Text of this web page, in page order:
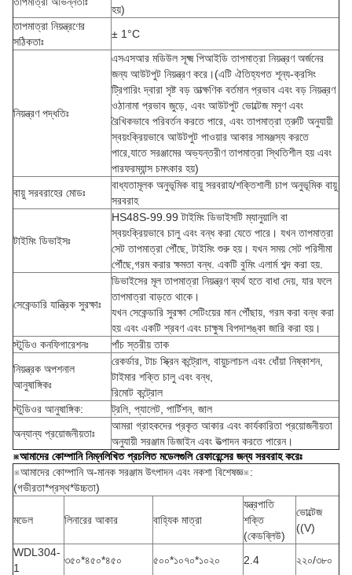
হয়)
তাপমাত্রা নিয়ন্ত্রণের
সঠিকতাঃ
± 1°C
নিয়ন্ত্রণ পদ্ধতিঃ
এসএসআর মডিউল সূক্ষ্ম পিআইডি তাপমাত্রা নিয়ন্ত্রণ অর্জনের
জন্য আউটপুট নিয়ন্ত্রণ করে।(এটি ঐতিহ্যগত শূন্য-ক্রসিং
ট্রিগারিং দ্বারা সৃষ্ট বড় তাত্ক্ষণিক বর্তমান প্রভাব এবং বড় নিয়ন্ত্রণ
ওঠানামা প্রভাব জুড়ে, এবং আউটপুট ভোল্টেজ মসৃণ এবং
রৈখিকভাবে পরিবর্তন করতে পারে, এবং তাপমাত্রা ত্রুটি অনুযায়ী
স্বয়ংক্রিয়ভাবে আউটপুট পাওয়ার আকার সামঞ্জস্য করতে
পারে,যাতে সরঞ্জামের অভ্যন্তরীণ তাপমাত্রা স্থিতিশীল হয় এবং
পারফরম্যান্স চমৎকার হয়)
বায়ু সরবরাহের মোডঃ
বাধ্যতামূলক অনুভূমিক বায়ু সরবরাহ/শক্তিশালী চাপ অনুভূমিক বায়ু
সরবরাহ
টাইমিং ডিভাইসঃ
HS48S-99.99 টাইমিং ডিভাইসটি ম্যানুয়ালি বা
স্বয়ংক্রিয়ভাবে চালু এবং বন্ধ করা যেতে পারে। যখন তাপমাত্রা
সেট তাপমাত্রা পৌঁছে, টাইমিং শুরু হয়। যখন সময় সেট পরিসীমা
পৌঁছে,গরম করার ক্ষমতা বন্ধ. একটি বুমিং এলার্ম শব্দ করা হয়.
সেকেন্ডারি যান্ত্রিক সুরক্ষাঃ
ডিভাইসের মূল তাপমাত্রা নিয়ন্ত্রণ ব্যর্থ হতে বাধা দেয়, যার ফলে
তাপমাত্রা বাড়তে থাকে।
যখন সেকেন্ডারি সুরক্ষা সেটিংয়ের মান পৌঁছায়, গরম করা বন্ধ করা
হয় এবং একটি শ্রবণ এবং চাক্ষুষ বিপদাশঙ্কা জারি করা হয়।
স্টুডিও কনফিগারেশনঃ
পাঁচ স্তরীয় তাক
নিয়ন্ত্রক অপশনাল
আনুষাঙ্গিকঃ
রেকর্ডার, টাচ স্ক্রিন কন্ট্রোল, বায়ুচলাচল এবং ধোঁয়া নিষ্কাশন,
টাইমার শক্তি চালু এবং বন্ধ,
রিমোট কন্ট্রোল
স্টুডিওর আনুষাঙ্গিক:
ট্রলি, প্যালেট, পার্টিশন, জাল
অন্যান্য প্রয়োজনীয়তাঃ
আমরা গ্রাহকদের প্রকৃত আকার এবং কার্যকারিতা প্রয়োজনীয়তা
অনুযায়ী সরঞ্জাম ডিজাইন এবং উত্পাদন করতে পারেন।
※আমাদের কোম্পানি নিম্নলিখিত প্রচলিত মডেলগুলি রেফারেন্সের জন্য সরবরাহ করেঃ
※আমাদের কোম্পানি অ-মানক সরঞ্জাম উৎপাদন এবং নকশা বিশেষজ্ঞ※:
(গভীরতা*প্রস্থ*উচ্চতা)
মডেল লিনারের আকার বাহ্যিক মাত্রা
যন্ত্রপাতি
শক্তি
(কেডব্লিউ)
ভোল্টেজ
((V)
WDL304-
1
৩৫০*৪৫০*৪৫০ ৫০০*১০৭০*১০২০ 2.4
২২০/৩৮০